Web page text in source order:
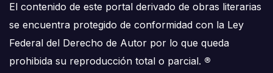
El contenido de este portal derivado de obras literarias
se encuentra protegido de conformidad con la Ley
Federal del Derecho de Autor por lo que queda
prohibida su reproducción total o parcial. ®